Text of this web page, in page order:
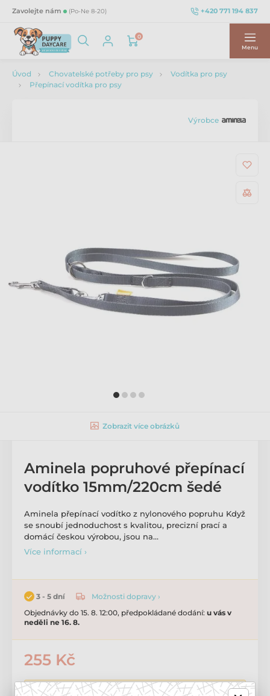
Zavolejte nám (Po-Ne 8-20) +420 771 194 837
0
Menu
Úvod Chovatelské potřeby pro psy
Vodítka pro psy
Přepínací vodítka pro psy
Výrobce
Zobrazit více obrázků
Aminela popruhové přepínací
vodítko 15mm/220cm šedé
Aminela přepínací vodítko z nylonového popruhu Když
se snoubí jednoduchost s kvalitou, precizní prací a
domácí českou výrobou, jsou na…
Více informací ›
3 - 5 dní
Možnosti dopravy ›
Objednávky do 15. 8. 12:00, předpokládané dodání: u vás v
neděli ne 16. 8.
255 Kč
Cena po registraci 237 Kč